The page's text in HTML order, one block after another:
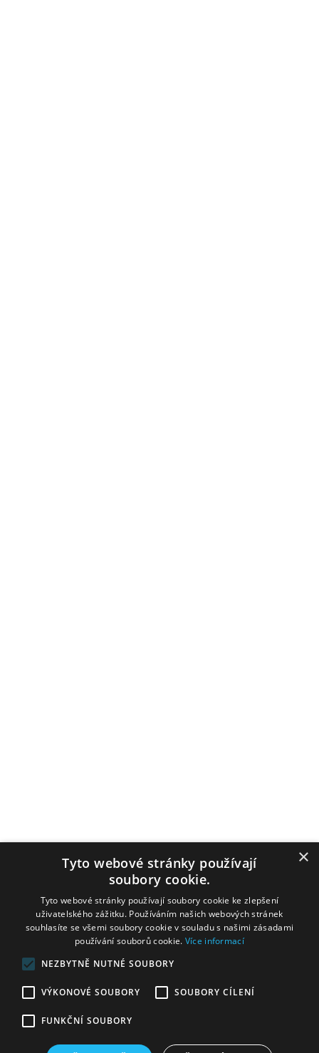
×
Tyto webové stránky používají
soubory cookie.
Tyto webové stránky používají soubory cookie ke zlepšení
uživatelského zážitku. Používáním našich webových stránek
souhlasíte se všemi soubory cookie v souladu s našimi zásadami
používání souborů cookie. Více informací
NEZBYTNĚ NUTNÉ SOUBORY
VÝKONOVÉ SOUBORY SOUBORY CÍLENÍ
FUNKČNÍ SOUBORY